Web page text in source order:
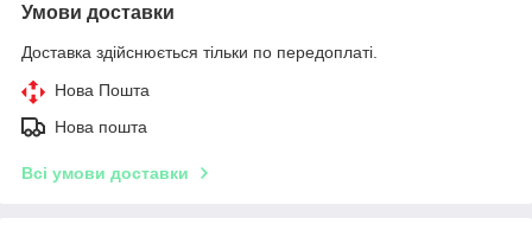
Умови доставки
Доставка здійснюється тільки по передоплаті.
Нова Пошта
Нова пошта
Всі умови доставки